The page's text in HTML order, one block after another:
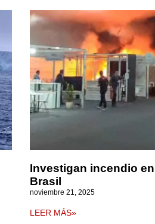
Investigan incendio en
Brasil
noviembre 21, 2025
LEER MÁS»